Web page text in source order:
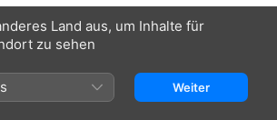
der weltweit operierende
Auftragskiller und jede Menge
Streif dir ein Kostüm über und
mit diesem DC-Film im Anime-Look!
Land aus, um Inhalte für
zu sehen
Weiter